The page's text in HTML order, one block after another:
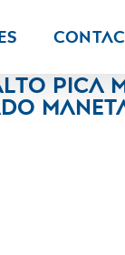
pica